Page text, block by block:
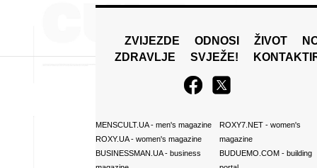
ZVIJEZDE ODNOSI ŽIVOT
ZDRAVLJE
SVJEŽE!
MENSCULT.UA- men's magazine
ROXY.UA- women's magazine
BUSINESSMAN.UA- business
ROXY7.NET- women's
magazine
BUDUEMO.COM- building